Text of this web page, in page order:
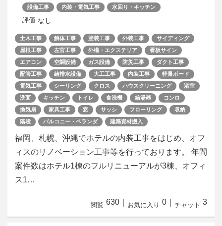
設備工事 内装・電気工事 水回り・キッチン
評価 なし
土木工事 解体工事 塗装工事 外装工事
サイディング
屋根工事
左官工事 外構・エクステリア
看板サイン
エアコン
空調設備 ガス設備 防災工事
ダクト工事
配管工事
給排水設備 大工工事 内装工事
軽量ボード
電気工事
シーリング クロス ハウスクリーニング
浴室
洗面
キッチン トイレ 食洗機 給湯器
コンロ
換気扇
家具工事 窓 サッシ フローリング
収納
階段
バルコニー・ベランダ 建築資材搬入
福岡、札幌、沖縄でホテルの内装工事をはじめ、オフ
ィスのリノベーション工事等を行っております。 年間
案件数はホテル1棟のフルリニューアルが3棟、オフィ
ス1…
閲覧 630 お気に入り 0 チャット 3